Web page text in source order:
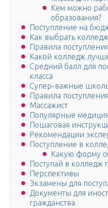
Кем можно
образования?
Поступление на
Как выбрать колледж
Правила
Какой колледж
Средний балл для
класса
Супер-важные
Правила
Массажист
Популярные
Пошаговая
Рекомендации
Поступление в
Какую форму
Поступай в колледж
Перспективы
Экзамены для
Документы для
гражданства